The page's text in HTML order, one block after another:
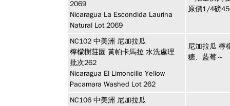
2069
Nicaragua La Escondida Laurina
Natural Lot 2069
原價1/4磅
NC102 中美洲 尼加拉瓜
檸檬樹莊園 黃帕卡馬拉 水洗處理
批次262
Nicaragua El Limoncillo Yellow
Pacamara Washed Lot 262
尼加拉瓜 檸
糖、藍莓～
NC106 中美洲 尼加拉瓜